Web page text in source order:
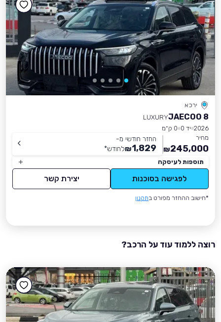
ירכא
JAECOO 8
LUXURY
2026 יד 0
0 ק״מ
מחיר
245,000
₪
החזר חודשי מ-
1,829
₪לחודש*
תוספות לעיסקה
לפגישה בסוכנות יצירת קשר
*חישוב ההחזר מפורט בתקנון
רוצה ללמוד עוד על הרכב?